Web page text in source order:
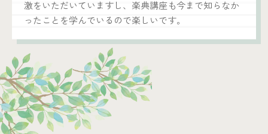
激をいただいていますし、楽典講座も今まで知らなか
ったことを学んでいるので楽しいです。